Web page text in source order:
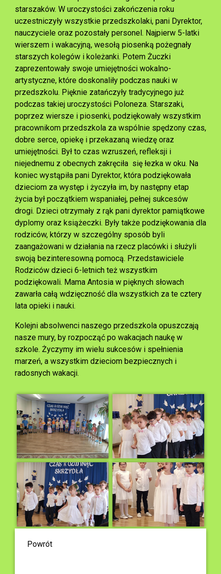
starszaków. W uroczystości zakończenia roku
uczestniczyły wszystkie przedszkolaki, pani Dyrektor,
nauczyciele oraz pozostały personel. Najpierw 5-latki
wierszem i wakacyjną, wesołą piosenką pożegnały
starszych kolegów i koleżanki. Potem Żuczki
zaprezentowały swoje umiejętności wokalno-
artystyczne, które doskonaliły podczas nauki w
przedszkolu. Pięknie zatańczyły tradycyjnego już
podczas takiej uroczystości Poloneza. Starszaki,
poprzez wiersze i piosenki, podziękowały wszystkim
pracownikom przedszkola za wspólnie spędzony czas,
dobre serce, opiekę i przekazaną wiedzę oraz
umiejętności. Był to czas wzruszeń, refleksji i
niejednemu z obecnych zakręciła się łezka w oku. Na
koniec wystąpiła pani Dyrektor, która podziękowała
dzieciom za występ i życzyła im, by następny etap
życia był początkiem wspaniałej, pełnej sukcesów
drogi. Dzieci otrzymały z rąk pani dyrektor pamiątkowe
dyplomy oraz książeczki. Były także podziękowania dla
rodziców, którzy w szczególny sposób byli
zaangażowani w działania na rzecz placówki i służyli
swoją bezinteresowną pomocą. Przedstawiciele
Rodziców dzieci 6-letnich też wszystkim
podziękowali. Mama Antosia w pięknych słowach
zawarła całą wdzięczność dla wszystkich za te cztery
lata opieki i nauki.
Kolejni absolwenci naszego przedszkola opuszczają
nasze mury, by rozpocząć po wakacjach naukę w
szkole. Życzymy im wielu sukcesów i spełnienia
marzeń, a wszystkim dzieciom bezpiecznych i
radosnych wakacji.
Powrót